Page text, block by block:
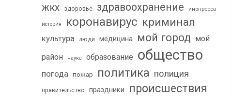
жкх здоровье здравоохранение инопресса
история коронавирус криминал
культура люди медицина мой город мой
район
наука образование общество
погода пожар политика полиция
правительство праздники происшествия